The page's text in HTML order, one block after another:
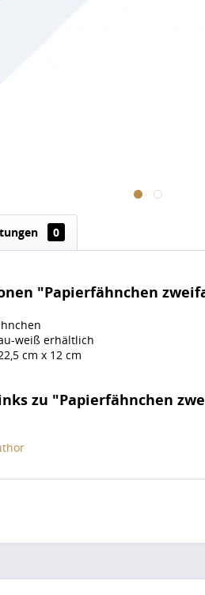
0
"Papierfähnchen
weiß erhältlich
cm x 12 cm
zu "Papierfähnchen